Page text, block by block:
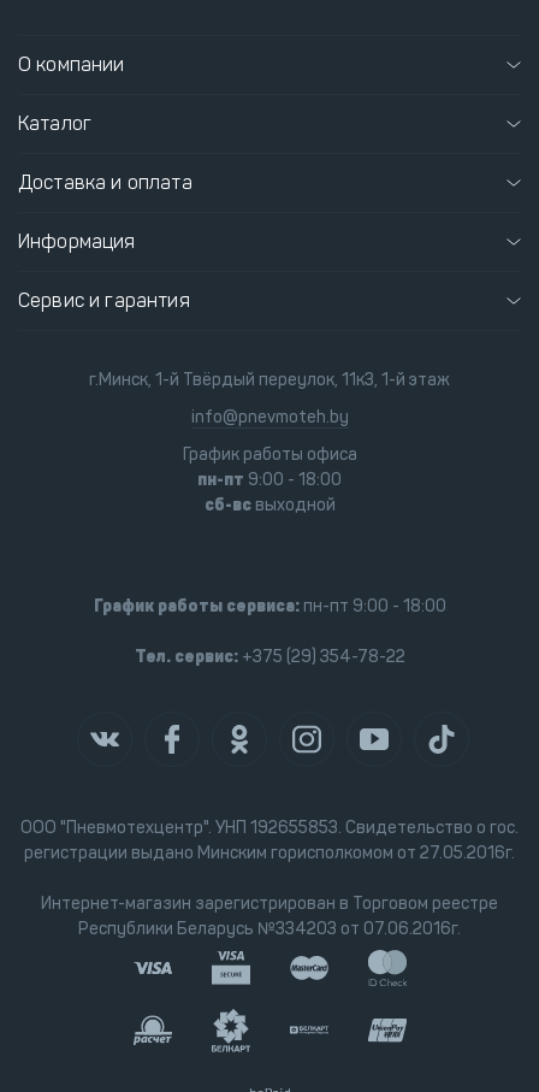
О компании
Каталог
Доставка и оплата
Информация
Сервис и гарантия
ООО "Пневмотехцентр". УНП 192655853. Свидетельство о гос.
регистрации выдано Минским горисполкомом от 27.05.2016г.
Интернет-магазин зарегистрирован в Торговом реестре
Республики Беларусь №334203 от 07.06.2016г.
г.Минск, 1-й Твёрдый переулок, 11к3, 1-й этаж
info@pnevmoteh.by
График работы офиса
пн-пт 9:00 - 18:00
сб-всвыходной
График работы сервиса:пн-пт 9:00 - 18:00
Тел. сервис:+375 (29) 354-78-22